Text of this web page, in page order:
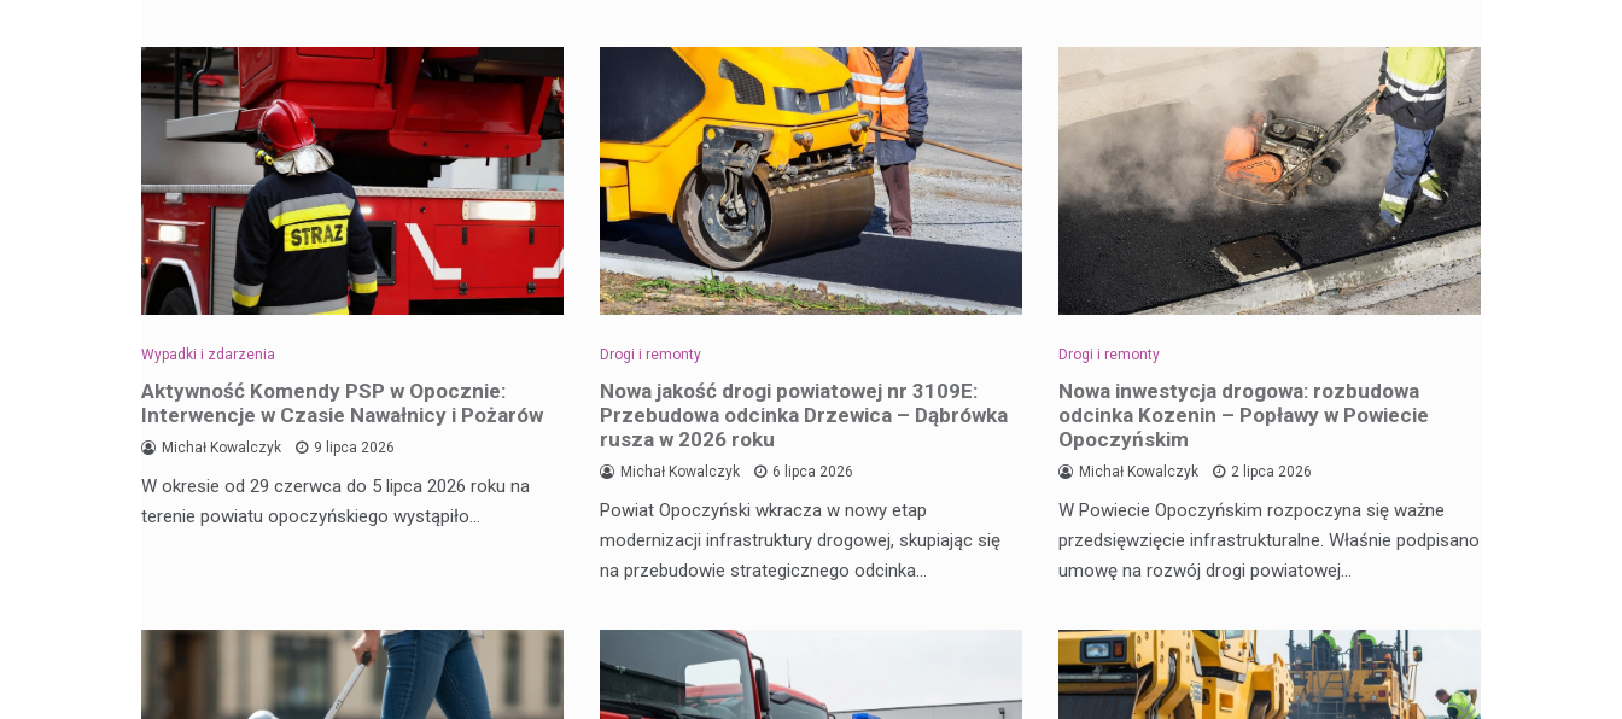
Wypadki i zdarzenia
Aktywność Komendy PSP w Opocznie:
Interwencje w Czasie Nawałnicy i Pożarów
Michał Kowalczyk 9 lipca 2026
W okresie od 29 czerwca do 5 lipca 2026 roku na
terenie powiatu opoczyńskiego wystąpiło…
Drogi i remonty
Nowa jakość drogi powiatowej nr 3109E:
Przebudowa odcinka Drzewica – Dąbrówka
rusza w 2026 roku
Michał Kowalczyk 6 lipca 2026
Powiat Opoczyński wkracza w nowy etap
modernizacji infrastruktury drogowej, skupiając się
na przebudowie strategicznego odcinka…
Drogi i remonty
Nowa inwestycja drogowa: rozbudowa
odcinka Kozenin – Popławy w Powiecie
Opoczyńskim
Michał Kowalczyk 2 lipca 2026
W Powiecie Opoczyńskim rozpoczyna się ważne
przedsięwzięcie infrastrukturalne. Właśnie podpisano
umowę na rozwój drogi powiatowej…